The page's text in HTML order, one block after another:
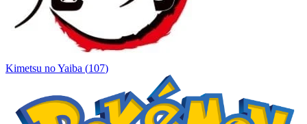
Kimetsu no Yaiba (107)